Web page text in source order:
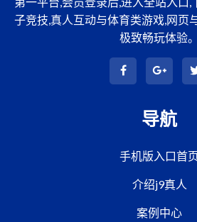
子竞技,真人互动与体育类游戏,网页
极致畅玩体验。
导航
手机版入口首
介绍j9真人
案例中心